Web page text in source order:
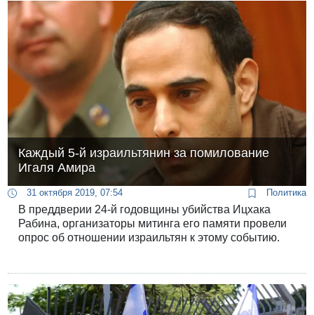
Каждый 5-й израильтянин за помилование
Игаля Амира
31 октября 2019, 07:54 Политика
В преддверии 24-й годовщины убийства Ицхака
Рабина, организаторы митинга его памяти провели
опрос об отношении израильтян к этому событию.